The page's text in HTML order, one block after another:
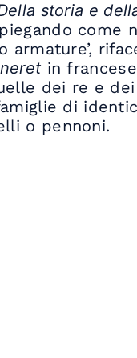
storia e
come
armature’,
in
dei re e
di
o pennoni.